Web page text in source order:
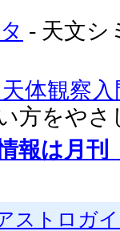
- 天文シ
体観察入
方をやさ
報は月
アストロガ